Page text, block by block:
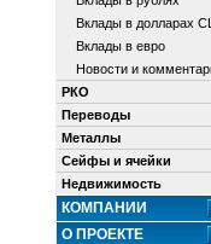
Вклады в долларах
Вклады в евро
Новости и
РКО
Переводы
Металлы
Сейфы и ячейки
Недвижимость
КОМПАНИИ
О ПРОЕКТЕ